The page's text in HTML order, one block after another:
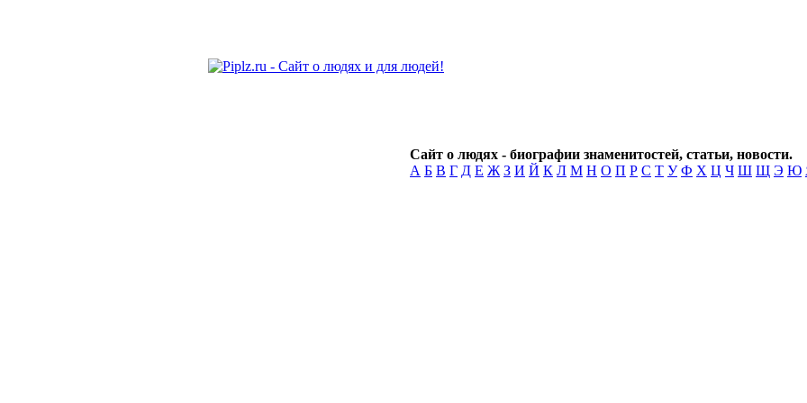
Сайт о людях - биографии знаменитостей, статьи, новости.
А Б В Г Д Е Ж З И Й К Л М Н О П Р С Т У Ф Х Ц Ч Ш Щ Э Ю